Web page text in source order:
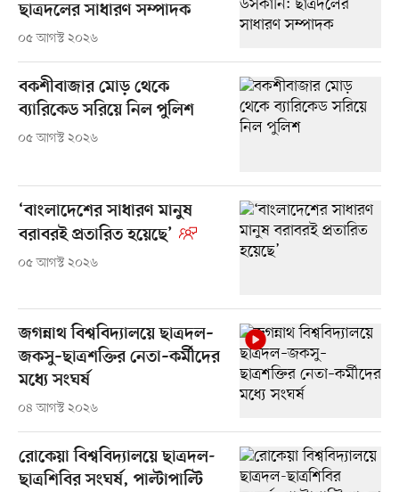
ছাত্রদলের সাধারণ সম্পাদক
০৫ আগস্ট ২০২৬
বকশীবাজার মোড় থেকে
ব্যারিকেড সরিয়ে নিল পুলিশ
০৫ আগস্ট ২০২৬
‘বাংলাদেশের সাধারণ মানুষ
বরাবরই প্রতারিত হয়েছে’
০৫ আগস্ট ২০২৬
জগন্নাথ বিশ্ববিদ্যালয়ে ছাত্রদল–
জকসু–ছাত্রশক্তির নেতা–কর্মীদের
মধ্যে সংঘর্ষ
০৪ আগস্ট ২০২৬
রোকেয়া বিশ্ববিদ্যালয়ে ছাত্রদল-
ছাত্রশিবির সংঘর্ষ, পাল্টাপাল্টি